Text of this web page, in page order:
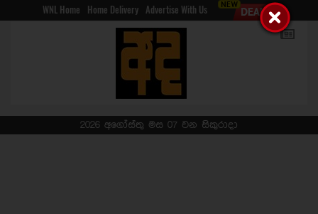
WNL Home Home Delivery Advertise With Us
2026 අගෝස්තු මස 07 වන සිකුරාදා